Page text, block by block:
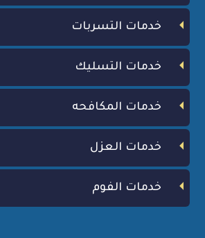
خدمات التسربات
خدمات التسليك
خدمات المكافحه
خدمات العزل
خدمات الفوم